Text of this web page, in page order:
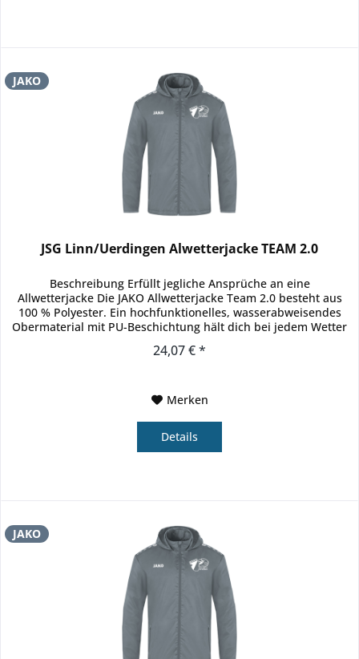
JAKO
JSG Linn/Uerdingen Alwetterjacke TEAM 2.0
Beschreibung Erfüllt jegliche Ansprüche an eine
Allwetterjacke Die JAKO Allwetterjacke Team 2.0 besteht aus
100 % Polyester. Ein hochfunktionelles, wasserabweisendes
Obermaterial mit PU-Beschichtung hält dich bei jedem Wetter
24,07 € *
Merken
Details
JAKO